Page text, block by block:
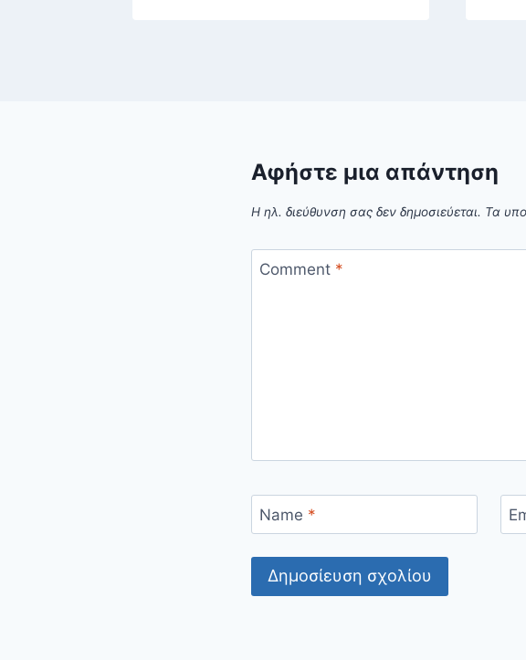
Αφήστε μια απάντηση
Η ηλ. διεύθυνση σας δεν δημοσιεύεται. Τα
Comment *
Name *